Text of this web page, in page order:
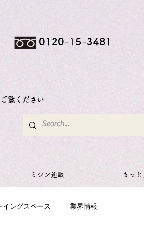
0120-15-3481
覧ください
ミシン通販 もっと
イングスペース 業界情報